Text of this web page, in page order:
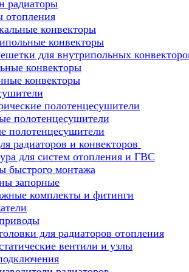
радиаторы
отопления
конвекторы
конвекторы
для внутрипольных
конвекторы
конвекторы
полотенцесушители
полотенцесушители
полотенцесушители
радиаторов и конвекторов
для систем отопления и ГВС
быстрого монтажа
запорные
комплекты и фитинги
для радиаторов отопления
вентили и узлы